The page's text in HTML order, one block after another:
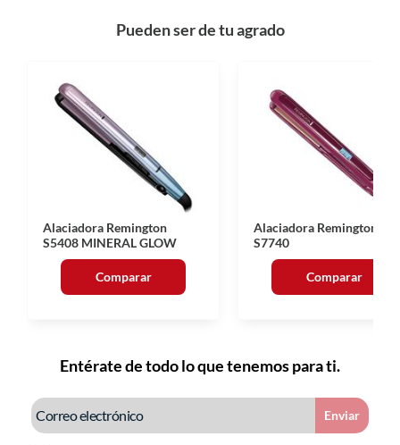
Pueden ser de tu agrado
Alaciadora Remington
S5408 MINERAL GLOW
Comparar
Alaciadora Remington
S7740
Comparar
Entérate de todo lo que tenemos para ti.
Enviar